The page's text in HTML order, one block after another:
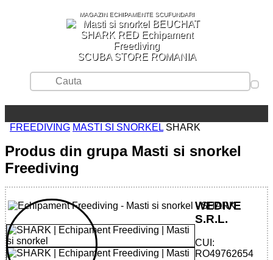
MAGAZIN ECHIPAMENTE SCUFUNDARI
SCUBA STORE ROMANIA
FREEDIVING MASTI SI SNORKEL SHARK
Produs din grupa Masti si snorkel
Freediving
WEDIVE
S.R.L.
CUI:
RO49762654